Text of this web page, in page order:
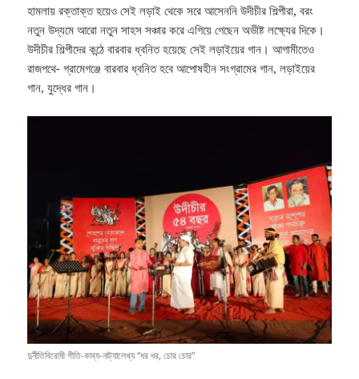
হামলায় রক্তাক্ত হয়েও সেই লড়াই থেকে সরে আসেননি উদীচীর শিল্পীরা, বরং
নতুন উদ্যমে আরো নতুন সাহস সঞ্চার করে এগিয়ে গেছেন অভীষ্ট লক্ষ্যের দিকে।
উদীচীর শিল্পীদের কন্ঠে বারবার ধ্বনিত হয়েছে সেই লড়াইয়ের গান। আগামীতেও
রাজপথে- গ্রামেগঞ্জে বারবার ধ্বনিত হবে আপোষহীন সংগ্রামের গান, লড়াইয়ের
গান, যুদ্ধের গান।
দুর্নীতিবিরোধী গীতি-কাব্য-নাট্যালেখ্য “ধর ধর, চোর চোর”